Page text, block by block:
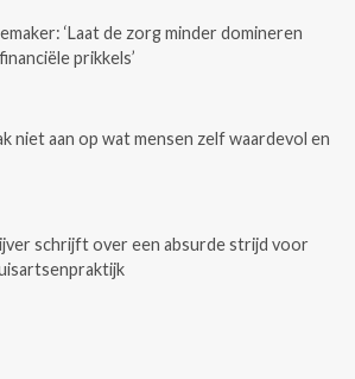
‘Laat de zorg minder domineren
prikkels’
niet aan op wat mensen zelf waardevol en
schrijft over een absurde strijd voor